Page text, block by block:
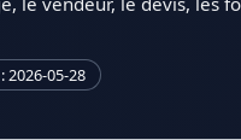
2026-05-28